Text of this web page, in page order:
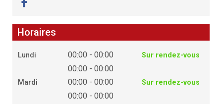
Horaires
Lundi 00:00 - 00:00 Sur rendez-vous
00:00 - 00:00
Mardi 00:00 - 00:00 Sur rendez-vous
00:00 - 00:00